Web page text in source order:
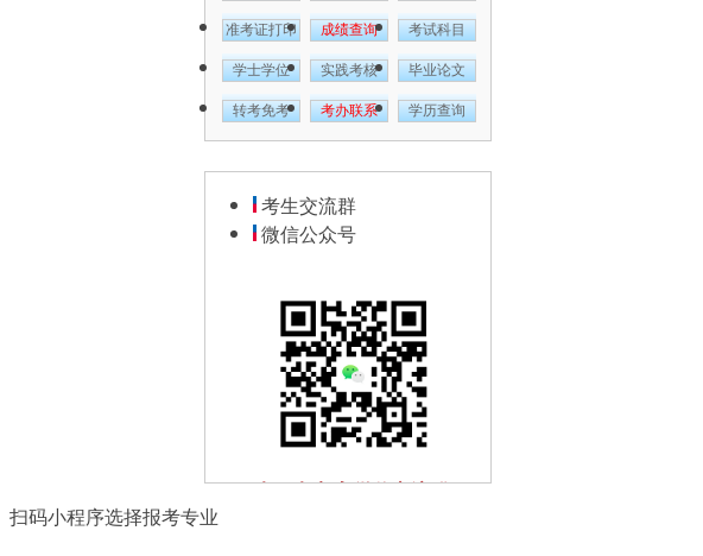
准考证打印 成绩查询 考试科目
学士学位 实践考核 毕业论文
转考免考 考办联系 学历查询
考生交流群
微信公众号
扫一扫加入微信交流群
扫码小程序选择报考专业